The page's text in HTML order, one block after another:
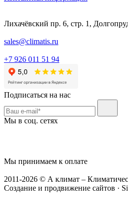
Лихачёвский пр. 6, стр. 1,
sales@climatis.ru
+7 926 011 51 94
Подписаться на нас
Мы в соц. сетях
Мы принимаем к оплате
2011-2026 © А климат –
Создание и продвижение сайтов ·